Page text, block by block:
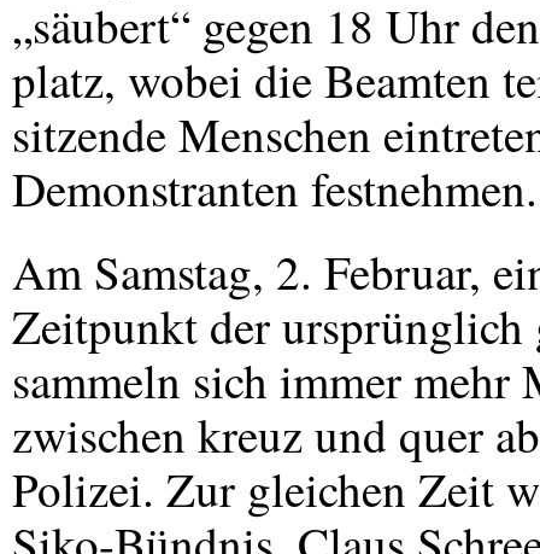
„säubert“ gegen 18 Uhr
platz, wobei die Beamten
sitzende Menschen
Demonstranten festnehmen.
Am Samstag, 2. Februar,
Zeitpunkt der ursprünglich
sammeln sich immer mehr
zwischen kreuz und quer
Polizei. Zur gleichen Zeit